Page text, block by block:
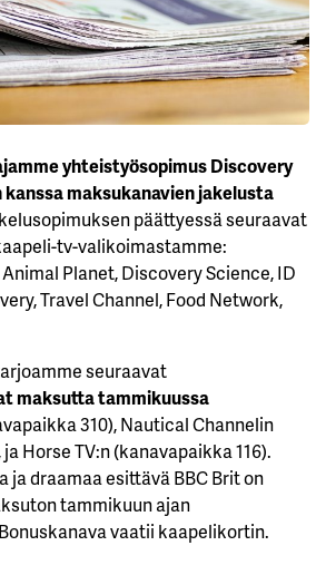
yhteistyösopimus Discovery
maksukanavien jakelusta
päättyessä seuraavat
tv-valikoimastamme:
Planet, Discovery Science, ID
Travel Channel, Food Network,
seuraavat
maksutta tammikuussa
310), Nautical Channelin
Horse TV:n (kanavapaikka 116).
ja draamaa esittävä BBC Brit on
tammikuun ajan
vaatii kaapelikortin.